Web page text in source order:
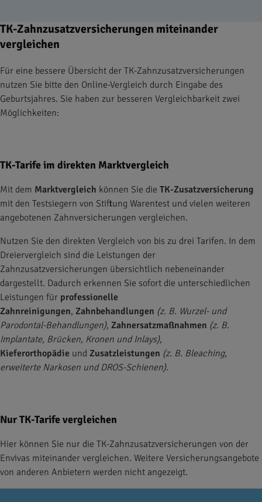
TK-Zahnzusatzversicherungen miteinander
vergleichen
Für eine bessere Übersicht der TK-Zahnzusatzversicherungen
nutzen Sie bitte den Online-Vergleich durch Eingabe des
Geburtsjahres. Sie haben zur besseren Vergleichbarkeit zwei
Möglichkeiten:
TK-Tarife im direkten Marktvergleich
Mit dem Marktvergleich können Sie die TK-Zusatzversicherung
mit den Testsiegern von Stiftung Warentest und vielen weiteren
angebotenen Zahnversicherungen vergleichen.
Nutzen Sie den direkten Vergleich von bis zu drei Tarifen. In dem
Dreiervergleich sind die Leistungen der
Zahnzusatzversicherungen übersichtlich nebeneinander
dargestellt. Dadurch erkennen Sie sofort die unterschiedlichen
Leistungen für professionelle
Zahnreinigungen, Zahnbehandlungen (z. B. Wurzel- und
Parodontal-Behandlungen), Zahnersatzmaßnahmen (z. B.
Implantate, Brücken, Kronen und Inlays),
Kieferorthopädie und Zusatzleistungen (z. B. Bleaching,
erweiterte Narkosen und DROS-Schienen).
Nur TK-Tarife vergleichen
Hier können Sie nur die TK-Zahnzusatzversicherungen von der
Envivas miteinander vergleichen. Weitere Versicherungsangebote
von anderen Anbietern werden nicht angezeigt.